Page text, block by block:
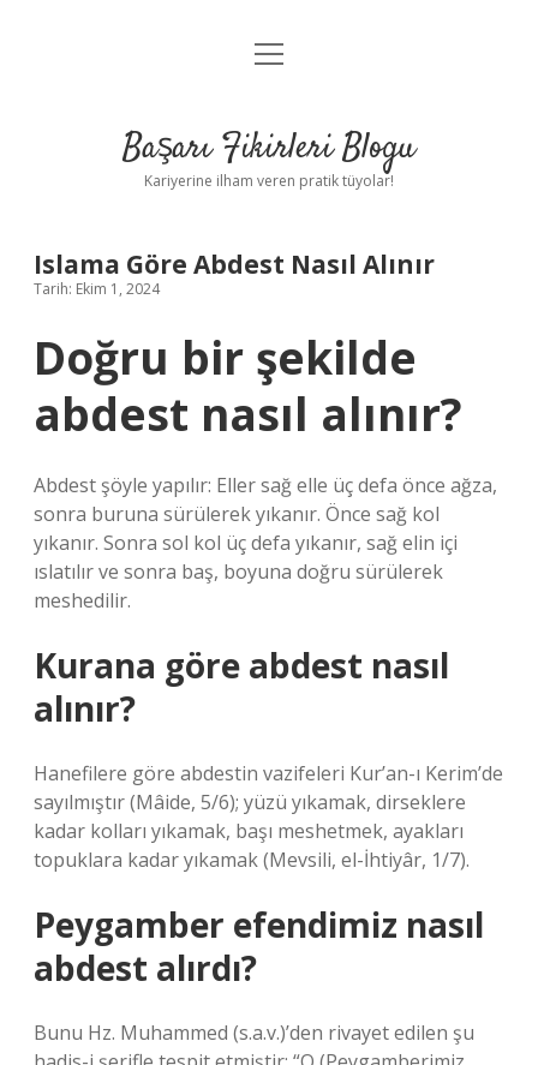
Anasayfa
Yasal Uyarı
menüyü
Başarı Fikirleri Blogu
Kariyerine ilham veren pratik tüyolar!
Islama Göre Abdest Nasıl Alınır
Tarih: Ekim 1, 2024
Doğru bir şekilde
abdest nasıl alınır?
Abdest şöyle yapılır: Eller sağ elle üç defa önce ağza,
sonra buruna sürülerek yıkanır. Önce sağ kol
yıkanır. Sonra sol kol üç defa yıkanır, sağ elin içi
ıslatılır ve sonra baş, boyuna doğru sürülerek
meshedilir.
Kurana göre abdest nasıl
alınır?
Hanefilere göre abdestin vazifeleri Kur’an-ı Kerim’de
sayılmıştır (Mâide, 5/6); yüzü yıkamak, dirseklere
kadar kolları yıkamak, başı meshetmek, ayakları
topuklara kadar yıkamak (Mevsili, el-İhtiyâr, 1/7).
Peygamber efendimiz nasıl
abdest alırdı?
Bunu Hz. Muhammed (s.a.v.)’den rivayet edilen şu